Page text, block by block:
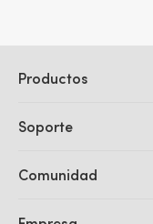
Productos
DaVinci Resolve y Fusion
Ultimatte
Soporte
Centro de soporte técnico
Comunidad